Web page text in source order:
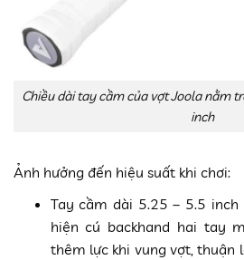
Chiều dài tay cầm của vợt Joola nằm
inch
Ảnh hưởng đến hiệu suất khi chơi:
Tay cầm dài 5.25 – 5.5
hiện cú backhand hai tay
thêm lực khi vung vợt, thuận